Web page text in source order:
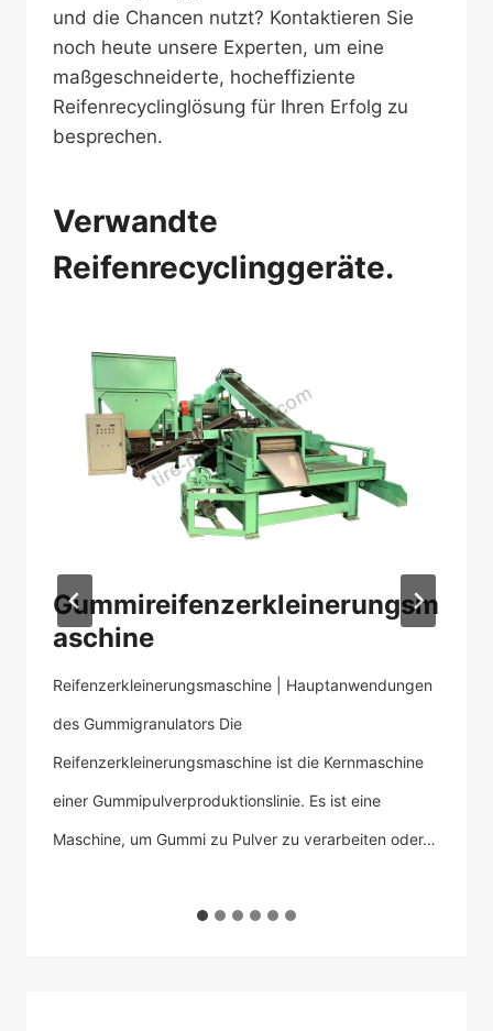
und die Chancen nutzt? Kontaktieren Sie
noch heute unsere Experten, um eine
maßgeschneiderte, hocheffiziente
Reifenrecyclinglösung für Ihren Erfolg zu
besprechen.
Verwandte
Reifenrecyclinggeräte.
Gummireifenzerkleinerungsm
aschine
Reifenzerkleinerungsmaschine | Hauptanwendungen
des Gummigranulators Die
Reifenzerkleinerungsmaschine ist die Kernmaschine
einer Gummipulverproduktionslinie. Es ist eine
Maschine, um Gummi zu Pulver zu verarbeiten oder…